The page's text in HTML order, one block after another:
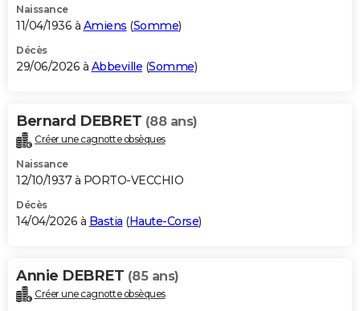
Naissance
11/04/1936 à Amiens (Somme)
Décès
29/06/2026 à Abbeville (Somme)
Bernard DEBRET (88 ans)
Créer une cagnotte obsèques
Naissance
12/10/1937 à PORTO-VECCHIO
Décès
14/04/2026 à Bastia (Haute-Corse)
Annie DEBRET (85 ans)
Créer une cagnotte obsèques